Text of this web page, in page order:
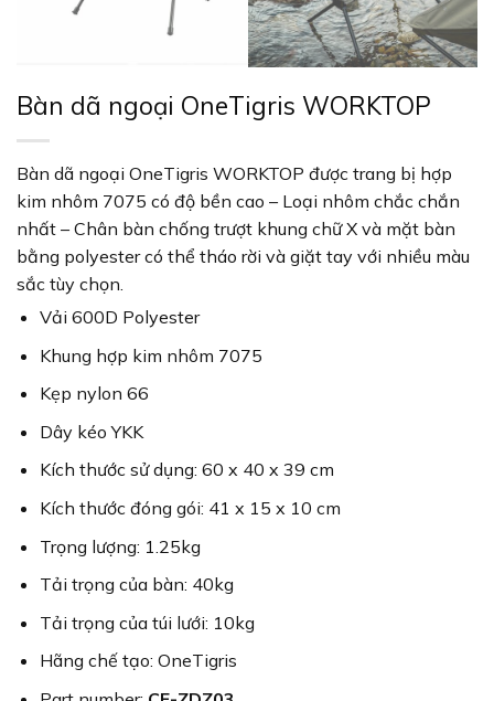
Bàn dã ngoại OneTigris WORKTOP
Bàn dã ngoại OneTigris WORKTOP được trang bị hợp
kim nhôm 7075 có độ bền cao – Loại nhôm chắc chắn
nhất – Chân bàn chống trượt khung chữ X và mặt bàn
bằng polyester có thể tháo rời và giặt tay với nhiều màu
sắc tùy chọn.
Vải 600D Polyester
Khung hợp kim nhôm 7075
Kẹp nylon 66
Dây kéo YKK
Kích thước sử dụng: 60 x 40 x 39 cm
Kích thước đóng gói: 41 x 15 x 10 cm
Trọng lượng: 1.25kg
Tải trọng của bàn: 40kg
Tải trọng của túi lưới: 10kg
Hãng chế tạo: OneTigris